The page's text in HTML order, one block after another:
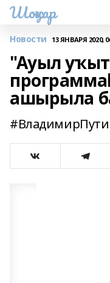
Шоңҡар
Новости 13 ЯНВАРЯ 2020,
"Ауыл
ашырыла